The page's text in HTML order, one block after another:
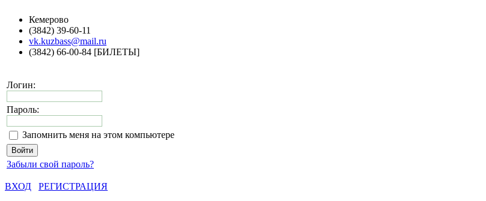
Кемерово
(3842) 39-60-11
vk.kuzbass@mail.ru
(3842) 66-00-84 [БИЛЕТЫ]
Логин:
Пароль:
Запомнить меня на этом компьютере
Забыли свой пароль?
ВХОД
РЕГИСТРАЦИЯ